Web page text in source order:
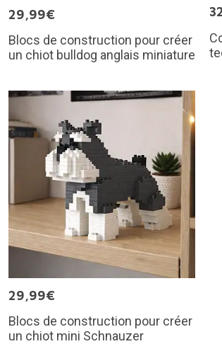
29,99€
Blocs de construction pour créer
un chiot bulldog anglais miniature
29,99€
Blocs de construction pour créer
un chiot mini Schnauzer